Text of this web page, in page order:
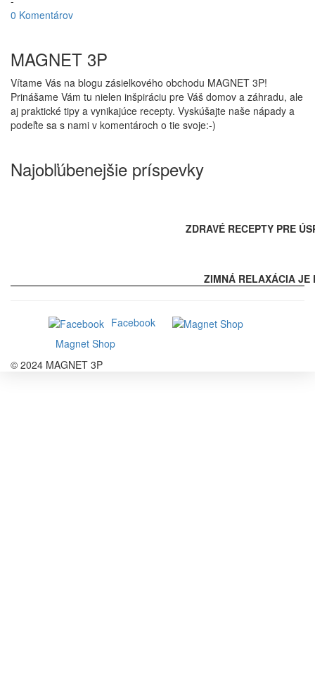
0 Komentárov
MAGNET 3P
Vítame Vás na blogu zásielkového obchodu MAGNET 3P!
Prinášame Vám tu nielen inšpiráciu pre Váš domov a záhradu, ale
aj praktické tipy a vynikajúce recepty. Vyskúšajte naše nápady a
podeľte sa s nami v komentároch o tie svoje:-)
Najobľúbenejšie príspevky
ZDRAVÉ RECEPTY PRE
ZIMNÁ RELAXÁCIA JE
Facebook
Magnet Shop
© 2024 MAGNET 3P